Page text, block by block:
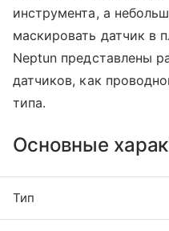
инструмента, а
маскировать датчик в
Neptun представлены
датчиков, как
типа.
Основные
Тип